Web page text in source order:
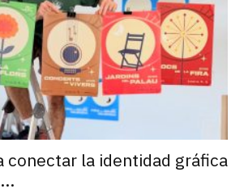
conectar la identidad gráfica